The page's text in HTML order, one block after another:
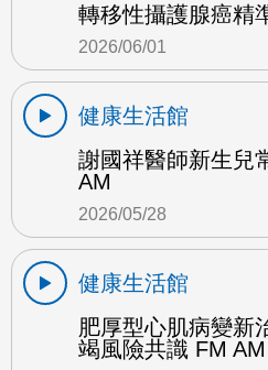
轉移性攝護腺癌精
2026/06/01
健康生活館
謝國祥醫師新生兒
AM
2026/05/28
健康生活館
肥厚型心肌病變新
竭風險共識 FM AM